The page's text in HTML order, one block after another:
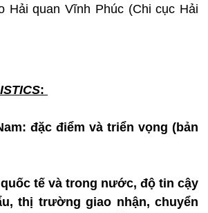
Hải quan Vĩnh Phúc (Chi cục Hải
:
đặc điểm và triển vọng (bản
tế và trong nước, độ tin cậy
thị trường giao nhận, chuyển